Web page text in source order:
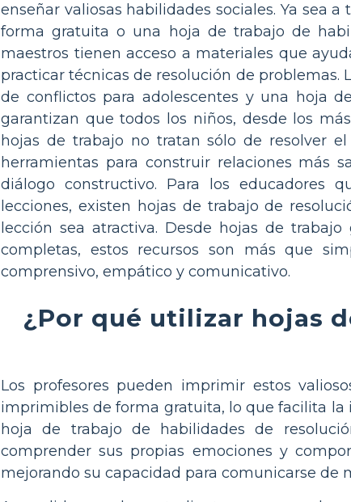
enseñar valiosas habilidades sociales. Ya sea
forma gratuita o una hoja de trabajo de
maestros tienen acceso a materiales que
practicar técnicas de resolución de problemas.
de conflictos para adolescentes y una hoja
garantizan que todos los niños, desde los
hojas de trabajo no tratan sólo de resolver
herramientas para construir relaciones más
diálogo constructivo. Para los educadores
lecciones, existen hojas de trabajo de
lección sea atractiva. Desde hojas de
completas, estos recursos son más que
comprensivo, empático y comunicativo.
¿Por qué utilizar hojas
Los profesores pueden imprimir estos
imprimibles de forma gratuita, lo que facilita la
hoja de trabajo de habilidades de
comprender sus propias emociones y
mejorando su capacidad para comunicarse de